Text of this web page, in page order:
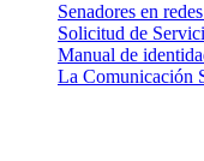
Senadores en
Solicitud de
Manual de
La Comunicación